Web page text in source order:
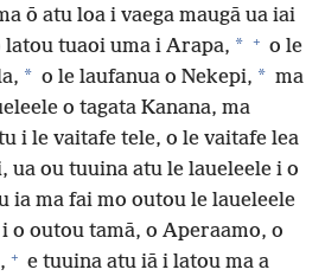
ō atu loa i vaega maugā ua iai
latou tuaoi uma i Arapa, * + o le
* o le laufanua o Nekepi, * ma
o tagata Kanana, ma
i le vaitafe tele, o le vaitafe lea
ua ou tuuina atu le laueleele i o
ia ma fai mo outou le laueleele
o outou tamā, o Aperaamo, o
+ e tuuina atu iā i latou ma a